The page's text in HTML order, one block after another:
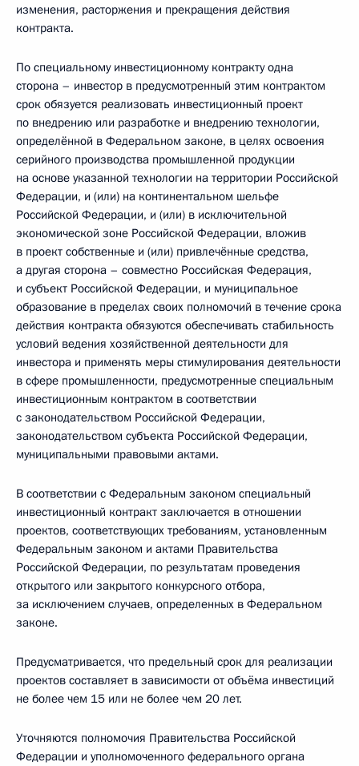
изменения, расторжения и прекращения действия
контракта.
По специальному инвестиционному контракту одна
сторона – инвестор в предусмотренный этим контрактом
срок обязуется реализовать инвестиционный проект
по внедрению или разработке и внедрению технологии,
определённой в Федеральном законе, в целях освоения
серийного производства промышленной продукции
на основе указанной технологии на территории Российской
Федерации, и (или) на континентальном шельфе
Российской Федерации, и (или) в исключительной
экономической зоне Российской Федерации, вложив
в проект собственные и (или) привлечённые средства,
а другая сторона – совместно Российская Федерация,
и субъект Российской Федерации, и муниципальное
образование в пределах своих полномочий в течение срока
действия контракта обязуются обеспечивать стабильность
условий ведения хозяйственной деятельности для
инвестора и применять меры стимулирования деятельности
в сфере промышленности, предусмотренные специальным
инвестиционным контрактом в соответствии
с законодательством Российской Федерации,
законодательством субъекта Российской Федерации,
муниципальными правовыми актами.
В соответствии с Федеральным законом специальный
инвестиционный контракт заключается в отношении
проектов, соответствующих требованиям, установленным
Федеральным законом и актами Правительства
Российской Федерации, по результатам проведения
открытого или закрытого конкурсного отбора,
за исключением случаев, определенных в Федеральном
законе.
Предусматривается, что предельный срок для реализации
проектов составляет в зависимости от объёма инвестиций
не более чем 15 или не более чем 20 лет.
Уточняются полномочия Правительства Российской
Федерации и уполномоченного федерального органа